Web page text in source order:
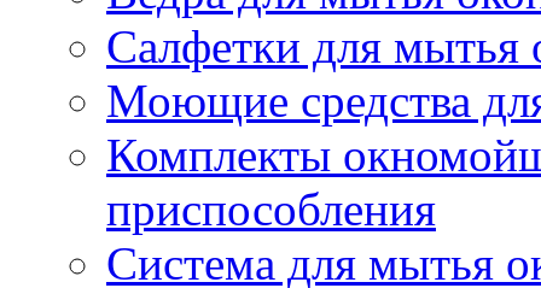
Салфетки для мытья
Моющие средства
Комплекты
приспособления
Система для мытья